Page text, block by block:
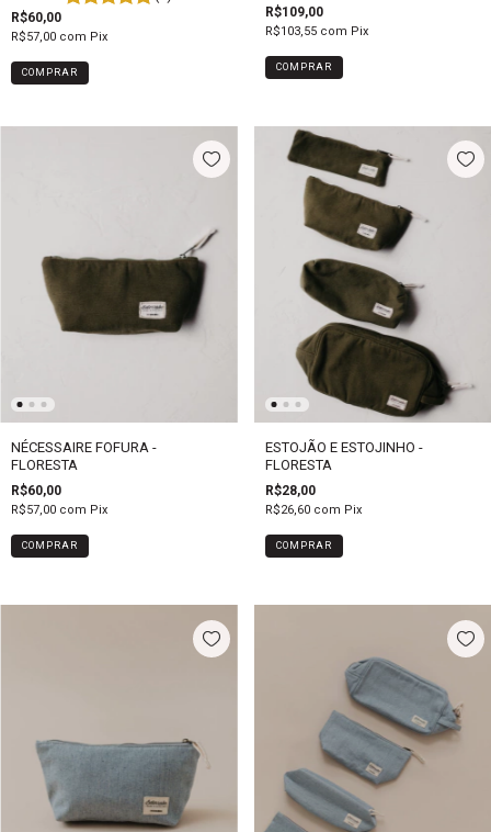
R$60,00
R$57,00 com Pix
COMPRAR
R$109,00
R$103,55 com Pix
NÉCESSAIRE FOFURA -
FLORESTA
R$60,00
R$57,00 com Pix
ESTOJÃO E ESTOJINHO -
FLORESTA
R$28,00
R$26,60 com Pix
COMPRAR